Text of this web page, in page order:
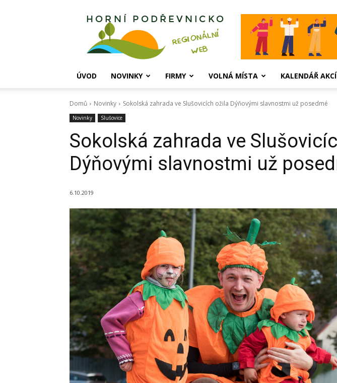
Horní
ÚVOD NOVINKY FIRMY VOLNÁ MÍSTA KALENDÁŘ AKCÍ
Domů Novinky Sokolská zahrada ve Slušovicích ožila Dýňovými slavnostmi už posedmé
Novinky Slušovice
Sokolská zahrada ve
Dýňovými slavnostmi už
6.10.2019